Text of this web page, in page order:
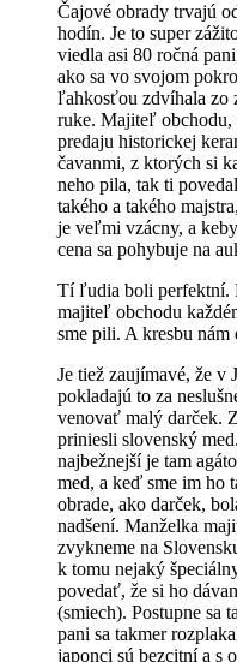
Čajové obrady trvajú
hodín. Je to super
viedla asi 80 ročná
ako sa vo svojom
ľahkosťou zdvíhala zo
ruke. Majiteľ obchodu,
predaju historickej
čavanmi, z ktorých si
neho pila, tak ti
takého a takého
je veľmi vzácny, a
cena sa pohybuje na
Tí ľudia boli perfektní.
majiteľ obchodu
sme pili. A kresbu nám
Je tiež zaujímavé, že v
pokladajú to za
venovať malý darček.
priniesli slovenský
najbežnejší je tam
med, a keď sme im ho
obrade, ako darček,
nadšení. Manželka
zvykneme na
k tomu nejaký
povedať, že si ho
(smiech). Postupne sa
pani sa takmer
japonci sú bezcitní a s